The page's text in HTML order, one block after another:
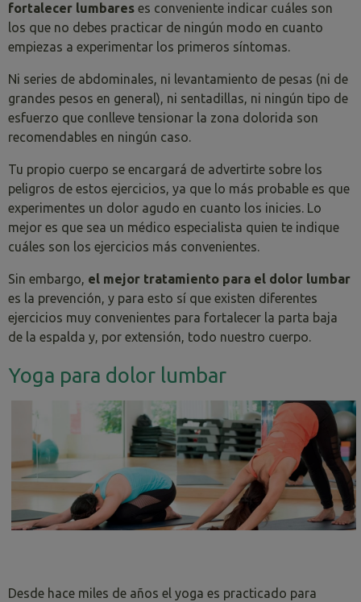
fortalecer lumbares es conveniente indicar cuáles son
los que no debes practicar de ningún modo en cuanto
empiezas a experimentar los primeros síntomas.
Ni series de abdominales, ni levantamiento de pesas (ni de
grandes pesos en general), ni sentadillas, ni ningún tipo de
esfuerzo que conlleve tensionar la zona dolorida son
recomendables en ningún caso.
Tu propio cuerpo se encargará de advertirte sobre los
peligros de estos ejercicios, ya que lo más probable es que
experimentes un dolor agudo en cuanto los inicies. Lo
mejor es que sea un médico especialista quien te indique
cuáles son los ejercicios más convenientes.
Sin embargo, el mejor tratamiento para el dolor lumbar
es la prevención, y para esto sí que existen diferentes
ejercicios muy convenientes para fortalecer la parta baja
de la espalda y, por extensión, todo nuestro cuerpo.
Yoga para dolor lumbar
Desde hace miles de años el yoga es practicado para